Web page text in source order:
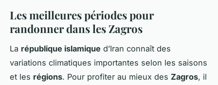
Les meilleures périodes pour
randonner dans les Zagros
La république islamique d’Iran connaît des
variations climatiques importantes selon les saisons
et les régions. Pour profiter au mieux des Zagros, il